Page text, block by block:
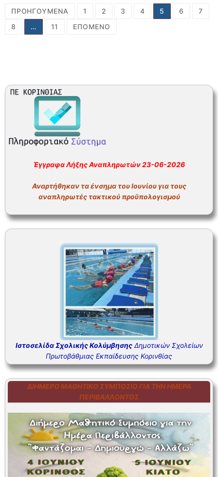
Σελιδοποίηση
άρθρων
ΠΡΟΗΓΟΎΜΕΝΑ 1 2 3 4 5 6
7
8
… 11 ΕΠΌΜΕΝΟ
Έγγραφα Λήξης Αναπληρωτών 23-06-2026
Αναρτήθηκαν τα ένσημα του Ιουνίου για τους
αναπληρωτές τακτικού προϋπολογισμού
Ιστοσελίδα Σχολικής ΚολύμβησηςΔημοτικών Σχολείων
Πρωτοβάθμιας Εκπαίδευσης Κορινθίας
ΔΙΉΜΕΡΟ ΜΑΘΗΤΙΚΌ ΣΥΜΠΌΣΙΟ ΓΙΑ ΤΗΝ ΗΜΈΡΑ
ΠΕΡΙΒΆΛΛΟΝΤΟΣ